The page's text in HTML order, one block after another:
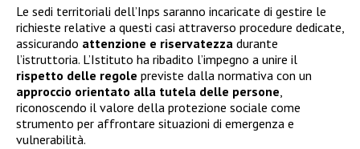
Le sedi territoriali dell’Inps saranno incaricate di gestire le
richieste relative a questi casi attraverso procedure dedicate,
assicurando attenzione e riservatezza durante
l’istruttoria. L’Istituto ha ribadito l’impegno a unire il
rispetto delle regole previste dalla normativa con un
approccio orientato alla tutela delle persone,
riconoscendo il valore della protezione sociale come
strumento per affrontare situazioni di emergenza e
vulnerabilità.